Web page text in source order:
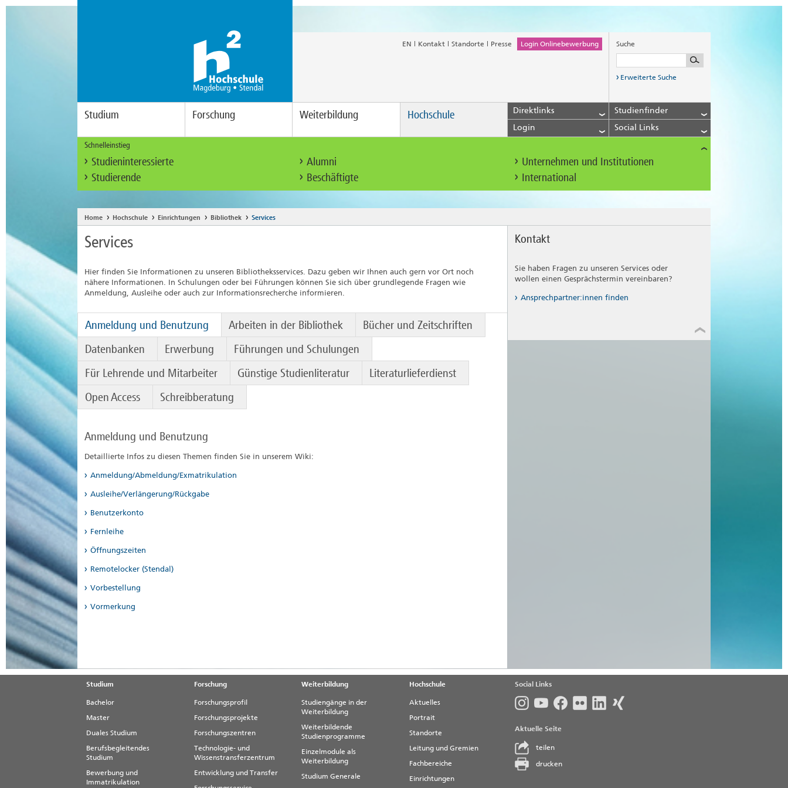
EN Kontakt Standorte Presse Login Onlinebewerbung Suche
Erweiterte Suche
Studium Forschung Weiterbildung Hochschule Direktlinks
Studienfinder
Login
Social Links
Schnelleinstieg
Studieninteressierte Alumni
Unternehmen und Institutionen
Studierende
Beschäftigte International
Home Hochschule Einrichtungen Bibliothek Services
Services
Hier finden Sie Informationen zu unseren Bibliotheksservices. Dazu geben wir Ihnen auch gern vor Ort noch
nähere Informationen. In Schulungen oder bei Führungen können Sie sich über grundlegende Fragen wie
Anmeldung, Ausleihe oder auch zur Informationsrecherche informieren.
Anmeldung und Benutzung Arbeiten in der Bibliothek
Bücher und Zeitschriften
Datenbanken
Erwerbung
Führungen und Schulungen
Für Lehrende und Mitarbeiter
Günstige Studienliteratur
Literaturlieferdienst
Open Access
Schreibberatung
Anmeldung und Benutzung
Detaillierte Infos zu diesen Themen finden Sie in unserem Wiki:
Anmeldung/Abmeldung/Exmatrikulation
Ausleihe/Verlängerung/Rückgabe
Benutzerkonto
Fernleihe
Öffnungszeiten
Remotelocker (Stendal)
Vorbestellung
Vormerkung
Kontakt
Sie haben Fragen zu unseren Services oder
wollen einen Gesprächstermin vereinbaren?
Ansprechpartner:innen finden
Studium
Bachelor
Master
Duales Studium
Berufsbegleitendes
Studium
Bewerbung und
Immatrikulation
Forschung
Forschungsprofil
Forschungsprojekte
Forschungszentren
Technologie- und
Wissenstransferzentrum
Entwicklung und Transfer
Weiterbildung
Studiengänge in der
Weiterbildung
Weiterbildende
Studienprogramme
Einzelmodule als
Weiterbildung
Studium Generale
Hochschule
Aktuelles
Portrait
Standorte
Leitung und Gremien
Fachbereiche
Einrichtungen
Social Links
Aktuelle Seite
teilen
drucken